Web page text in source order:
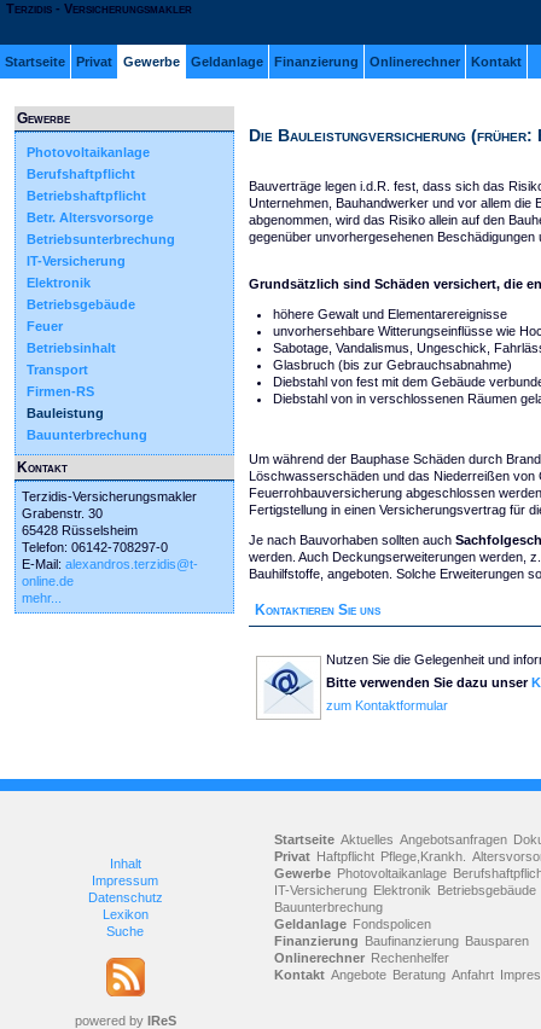
Terzidis - Versicherungsmakler
Startseite Privat Gewerbe Geldanlage Finanzierung Onlinerechner Kontakt
Gewerbe
Photovoltaikanlage
Berufshaftpflicht
Betriebshaftpflicht
Betr. Altersvorsorge
Betriebsunterbrechung
IT-Versicherung
Elektronik
Betriebsgebäude
Feuer
Betriebsinhalt
Transport
Firmen-RS
Bauleistung
Bauunterbrechung
Kontakt
Terzidis-Versicherungsmakler
Grabenstr. 30
65428 Rüsselsheim
Telefon: 06142-708297-0
E-Mail: alexandros.terzidis@t-
online.de
mehr...
Die Bauleistungversicherung (früher:
Bauverträge legen i.d.R. fest, dass sich das
Unternehmen, Bauhandwerker und vor allem die
abgenommen, wird das Risiko allein auf den
gegenüber unvorhergesehenen Beschädigungen
Grundsätzlich sind Schäden versichert, die
höhere Gewalt und Elementarereignisse
unvorhersehbare Witterungseinflüsse wie
Sabotage, Vandalismus, Ungeschick,
Glasbruch (bis zur Gebrauchsabnahme)
Diebstahl von fest mit dem Gebäude
Diebstahl von in verschlossenen Räumen
Um während der Bauphase Schäden durch
Löschwasserschäden und das Niederreißen
Feuerrohbauversicherung abgeschlossen
Fertigstellung in einen Versicherungsvertrag für
Je nach Bauvorhaben sollten auch
werden. Auch Deckungserweiterungen werden,
Bauhilfstoffe, angeboten. Solche Erweiterungen
Kontaktieren Sie uns
Nutzen Sie die Gelegenheit und
Bitte verwenden Sie dazu unser
zum Kontaktformular
Inhalt
Impressum
Datenschutz
Lexikon
Suche
powered by IReS
Startseite Aktuelles Angebotsanfragen
Privat Haftpflicht Pflege,Krankh.
Gewerbe Photovoltaikanlage
IT-Versicherung Elektronik Betriebsgebäude
Bauunterbrechung
Geldanlage Fondspolicen
Finanzierung Baufinanzierung Bausparen
Onlinerechner Rechenhelfer
Kontakt Angebote Beratung Anfahrt